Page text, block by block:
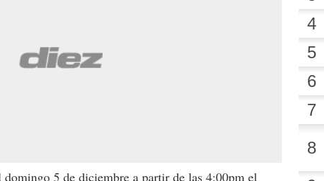
5 de diciembre a partir de las 4:00pm el